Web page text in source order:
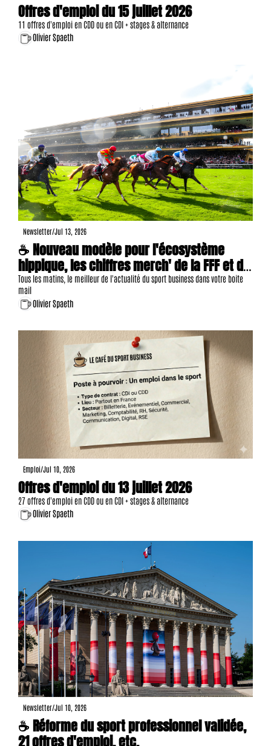
Offres d'emploi du 15 juillet 2026
11 offres d'emploi en CDD ou en CDI + stages & alternance
Olivier Spaeth
Newsletter/Jul 13, 2026
☕ Nouveau modèle pour l'écosystème
hippique, les chiffres merch' de la FFF et du
Castres Olympique, 27 offres d'emploi, etc.
Tous les matins, le meilleur de l'actualité du sport business dans votre boite
mail
Olivier Spaeth
Emploi/Jul 10, 2026
Offres d'emploi du 13 juillet 2026
27 offres d'emploi en CDD ou en CDI + stages & alternance
Olivier Spaeth
Newsletter/Jul 10, 2026
☕ Réforme du sport professionnel validée,
21 offres d'emploi, etc.